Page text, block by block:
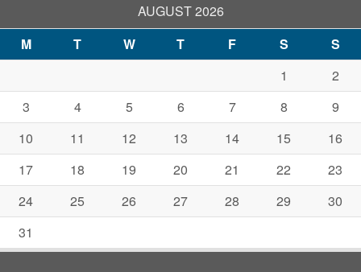
AUGUST 2026
M
T W T F S
S
1
2
3
4 5 6 7 8
9
10
11 12 13 14 15
16
17
18 19 20 21 22
23
24
25 26 27 28 29
30
31